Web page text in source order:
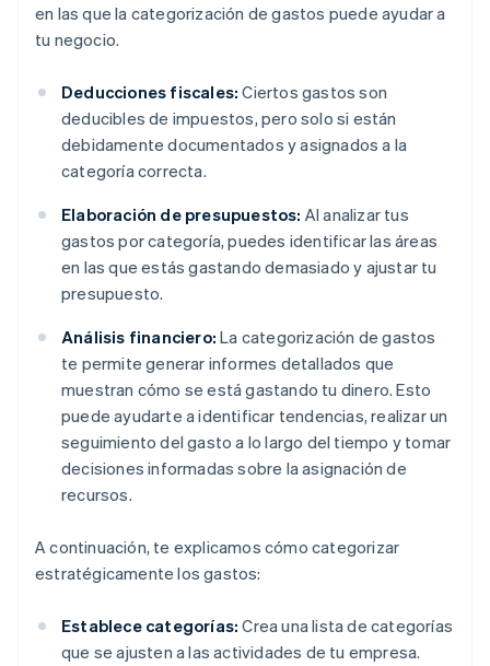
en las que la categorización de gastos puede ayudar a
tu negocio.
Deducciones fiscales: Ciertos gastos son
deducibles de impuestos, pero solo si están
debidamente documentados y asignados a la
categoría correcta.
Elaboración de presupuestos: Al analizar tus
gastos por categoría, puedes identificar las áreas
en las que estás gastando demasiado y ajustar tu
presupuesto.
Análisis financiero: La categorización de gastos
te permite generar informes detallados que
muestran cómo se está gastando tu dinero. Esto
puede ayudarte a identificar tendencias, realizar un
seguimiento del gasto a lo largo del tiempo y tomar
decisiones informadas sobre la asignación de
recursos.
A continuación, te explicamos cómo categorizar
estratégicamente los gastos:
Establece categorías: Crea una lista de categorías
que se ajusten a las actividades de tu empresa.